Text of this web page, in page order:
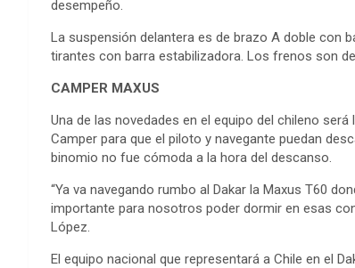
desempeño.
La suspensión delantera es de brazo A doble con
tirantes con barra estabilizadora. Los frenos son
CAMPER MAXUS
Una de las novedades en el equipo del chileno
Camper para que el piloto y navegante puedan
binomio no fue cómoda a la hora del descanso.
“Ya va navegando rumbo al Dakar la Maxus T60
importante para nosotros poder dormir en esas
López.
El equipo nacional que representará a Chile en el